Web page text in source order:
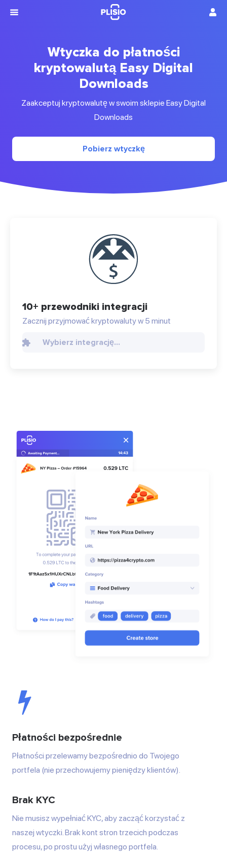
Wtyczka do płatności
kryptowalutą Easy Digital
Downloads
Zaakceptuj kryptowalutę w swoim sklepie Easy Digital
Downloads
Pobierz wtyczkę
10+ przewodniki integracji
Zacznij przyjmować kryptowaluty w 5 minut
Płatności bezpośrednie
Płatności przelewamy bezpośrednio do Twojego
portfela (nie przechowujemy pieniędzy klientów).
Brak KYC
Nie musisz wypełniać KYC, aby zacząć korzystać z
naszej wtyczki. Brak kont stron trzecich podczas
procesu, po prostu użyj własnego portfela.